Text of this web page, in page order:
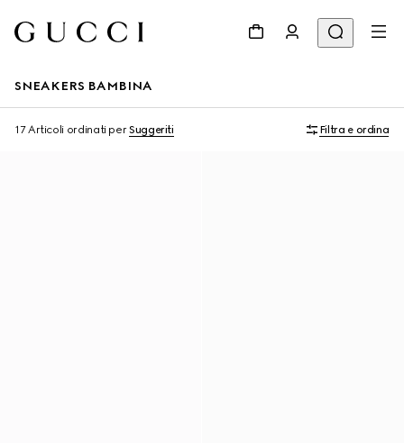
SNEAKERS BAMBINA
17 Articoli ordinati perSuggeriti Filtra e ordina